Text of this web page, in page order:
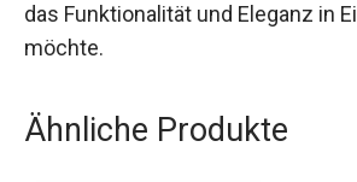
das Funktionalität und Eleganz in
möchte.
Ähnliche Produkte